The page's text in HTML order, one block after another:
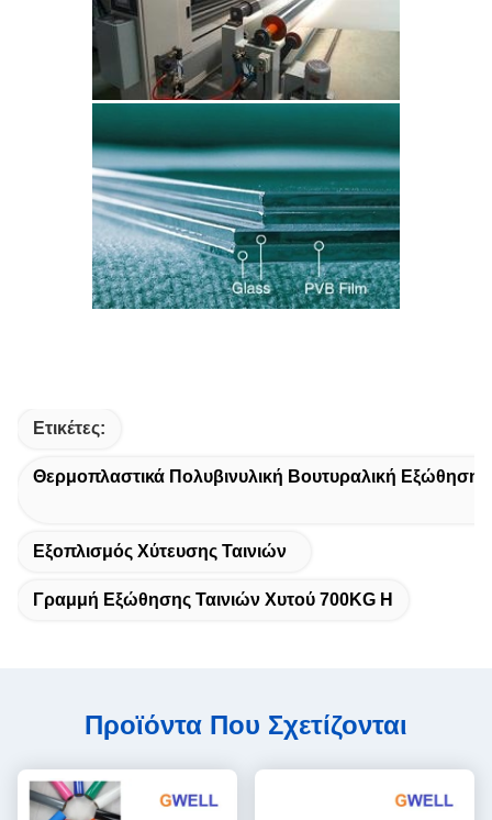
Ετικέτες:
Θερμοπλαστικά Πολυβινυλική Βουτυραλική Εξώθηση
Εξοπλισμός Χύτευσης Ταινιών
Γραμμή Εξώθησης Ταινιών Χυτού 700KG H
Προϊόντα Που Σχετίζονται